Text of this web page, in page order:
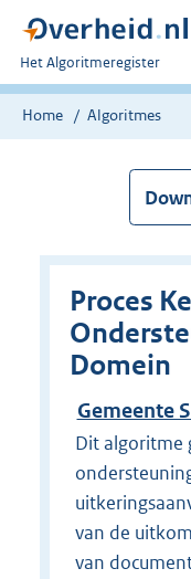
U
bent
nu
Het Algoritmeregister
Home Algoritmes
Proces
Domein
Gemeente
Dit algoritme
van de
van